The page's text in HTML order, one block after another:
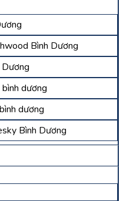
Bình Dương
dương
dương
Bình Dương